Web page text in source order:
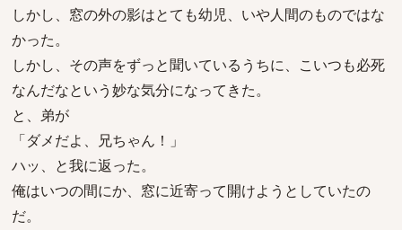
しかし、窓の外の影はとても幼児、いや人間のものではな
かった。
しかし、その声をずっと聞いているうちに、こいつも必死
なんだなという妙な気分になってきた。
と、弟が
「ダメだよ、兄ちゃん！」
ハッ、と我に返った。
俺はいつの間にか、窓に近寄って開けようとしていたの
だ。